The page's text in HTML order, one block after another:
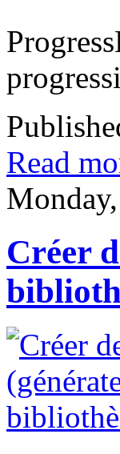
Read
Créer